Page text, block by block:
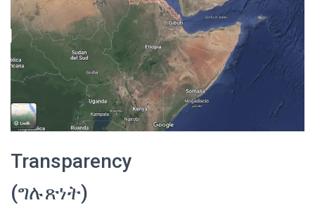
Transparency
(ግሉጽነት)